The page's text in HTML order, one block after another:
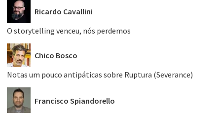
Ricardo Cavallini
O storytelling venceu, nós perdemos
Chico Bosco
Notas um pouco antipáticas sobre Ruptura (Severance)
Francisco Spiandorello